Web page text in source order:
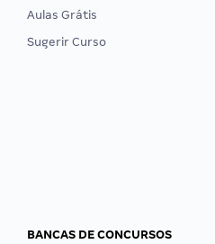
Aulas Grátis
Sugerir Curso
BANCAS DE CONCURSOS